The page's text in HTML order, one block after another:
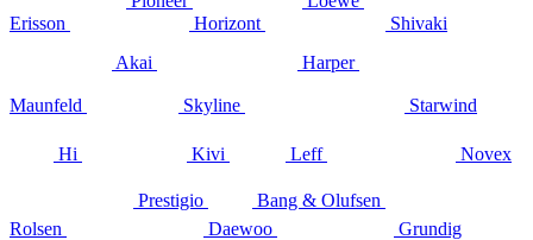
Erisson
Horizont
Shivaki
Akai
Harper
Maunfeld Skyline Starwind
Hi Kivi Leff Novex
Prestigio
Bang & Olufsen
Rolsen
Daewoo
Grundig